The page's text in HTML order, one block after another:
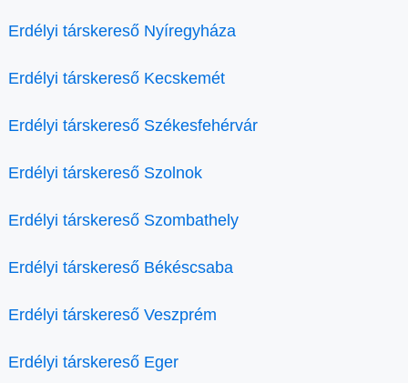
Erdélyi társkereső Nyíregyháza
Erdélyi társkereső Kecskemét
Erdélyi társkereső Székesfehérvár
Erdélyi társkereső Szolnok
Erdélyi társkereső Szombathely
Erdélyi társkereső Békéscsaba
Erdélyi társkereső Veszprém
Erdélyi társkereső Eger